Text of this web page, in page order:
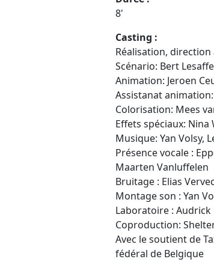
8'
Casting :
Réalisation,
Scénario: Bert
Animation: Jeroen
Assistanat
Colorisation: Mees
Effets spéciaux: Nina
Musique: Yan Volsy,
Présence vocale :
Maarten Vanluffelen
Bruitage : Elias
Montage son : Yan
Laboratoire :
Coproduction:
Avec le soutient de
fédéral de Belgique